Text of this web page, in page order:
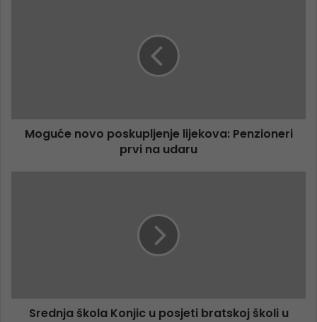
Moguće novo poskupljenje lijekova: Penzioneri
prvi na udaru
Srednja škola Konjic u posjeti bratskoj školi u